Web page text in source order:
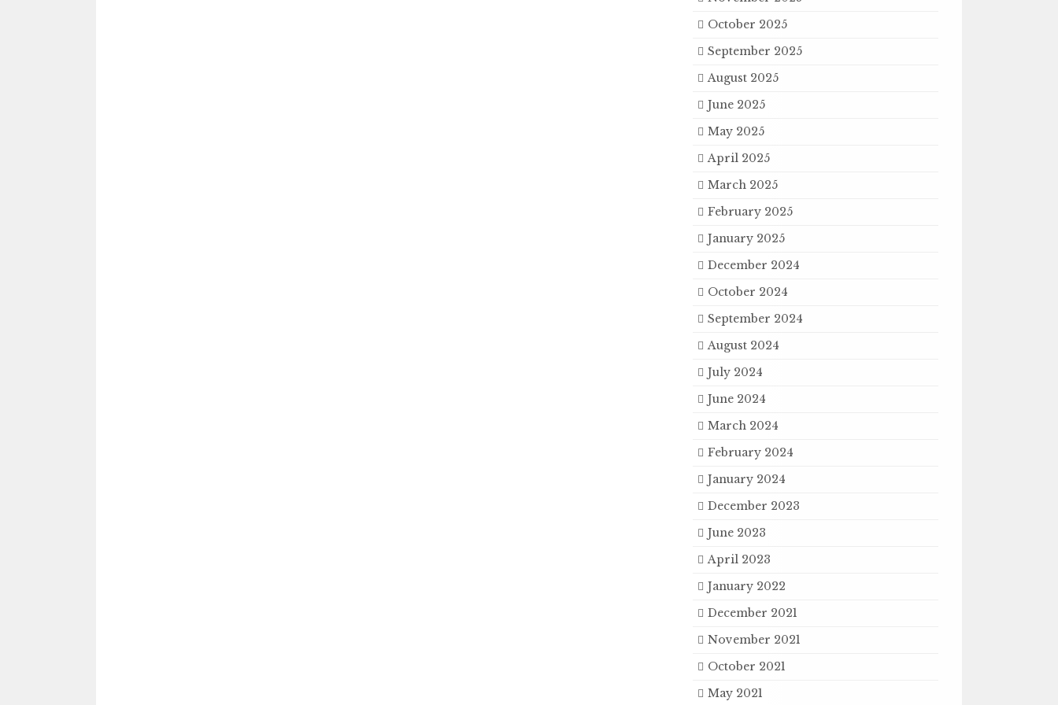
October 2025
September 2025
August 2025
June 2025
May 2025
April 2025
March 2025
February 2025
January 2025
December 2024
October 2024
September 2024
August 2024
July 2024
June 2024
March 2024
February 2024
January 2024
December 2023
June 2023
April 2023
January 2022
December 2021
November 2021
October 2021
May 2021